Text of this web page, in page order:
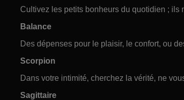
Cultivez les petits bonheurs du quotidien ; ils
Balance
Des dépenses pour le plaisir, le confort, ou
Scorpion
Dans votre intimité, cherchez la vérité, ne
Sagittaire